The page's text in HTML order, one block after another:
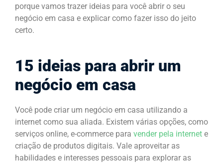
porque vamos trazer ideias para você abrir o seu
negócio em casa e explicar como fazer isso do jeito
certo.
15 ideias para abrir um
negócio em casa
Você pode criar um negócio em casa utilizando a
internet como sua aliada. Existem várias opções, como
serviços online, e-commerce para vender pela internet e
criação de produtos digitais. Vale aproveitar as
habilidades e interesses pessoais para explorar as